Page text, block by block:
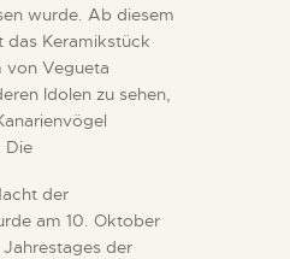
wurde. Ab diesem
das Keramikstück
von Vegueta
Idolen zu sehen,
Die
der
am 10. Oktober
Jahrestages der